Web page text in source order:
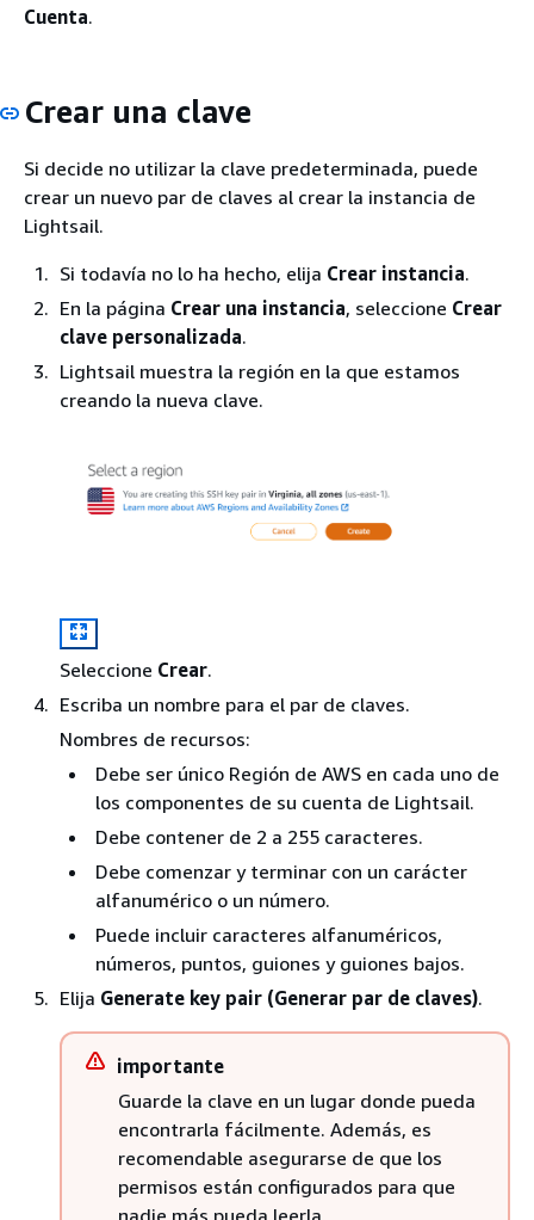
Cuenta.
Crear una clave
Si decide no utilizar la clave predeterminada, puede
crear un nuevo par de claves al crear la instancia de
Lightsail.
Si todavía no lo ha hecho, elija Crear instancia.
En la página Crear una instancia, seleccione Crear
clave personalizada.
Lightsail muestra la región en la que estamos
creando la nueva clave.
Seleccione Crear.
Escriba un nombre para el par de claves.
Nombres de recursos:
Debe ser único Región de AWS en cada uno de
los componentes de su cuenta de Lightsail.
Debe contener de 2 a 255 caracteres.
Debe comenzar y terminar con un carácter
alfanumérico o un número.
Puede incluir caracteres alfanuméricos,
números, puntos, guiones y guiones bajos.
Elija Generate key pair (Generar par de claves).
importante
Guarde la clave en un lugar donde pueda
encontrarla fácilmente. Además, es
recomendable asegurarse de que los
permisos están configurados para que